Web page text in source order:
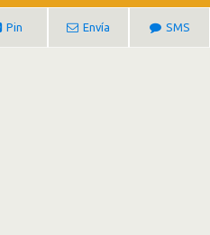
Pin Envía SMS